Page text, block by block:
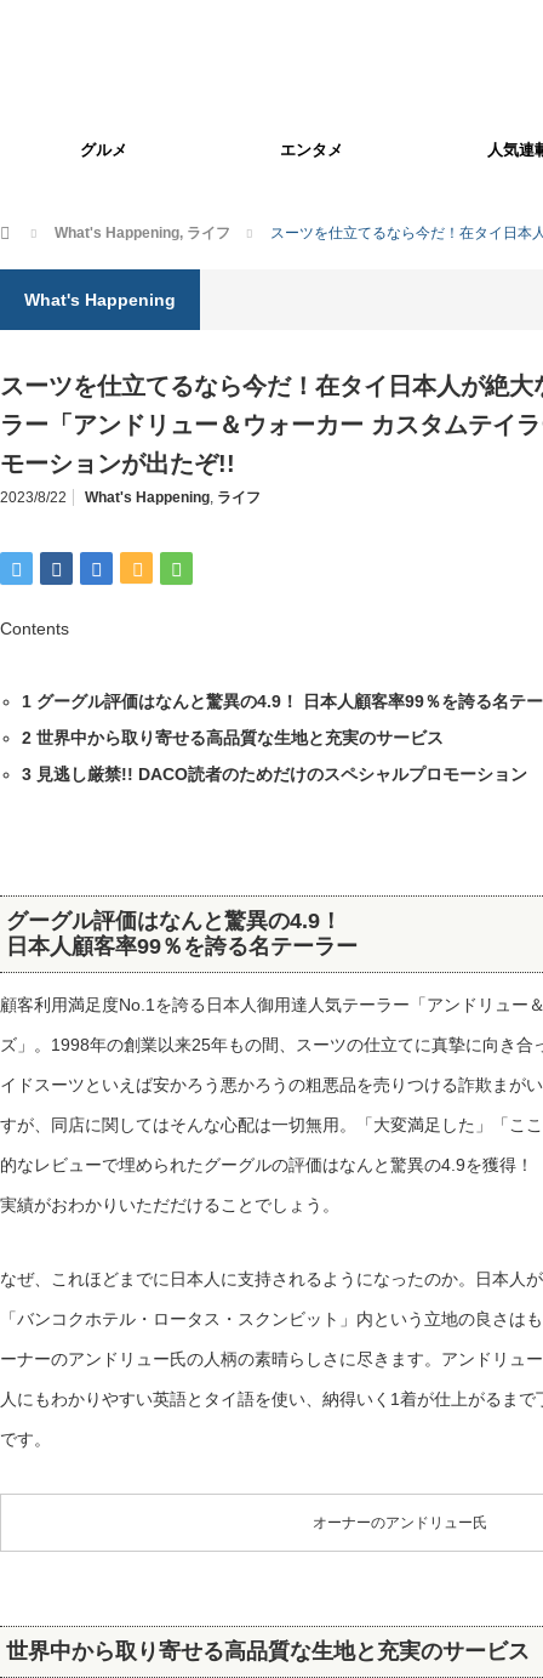
グルメ エンタメ 人気連
ホーム What's Happening, ライフ スーツを仕立てるなら今だ！在タイ日本
What's Happening
スーツを仕立てるなら今だ！在タイ日本人が絶
ラー「アンドリュー＆ウォーカー カスタムテイ
モーションが出たぞ!!
2023/8/22 What's Happening, ライフ
Contents
1 グーグル評価はなんと驚異の4.9！ 日本人顧客率99％を誇る名テ
2 世界中から取り寄せる高品質な生地と充実のサービス
3 見逃し厳禁!! DACO読者のためだけのスペシャルプロモーション
グーグル評価はなんと驚異の4.9！
日本人顧客率99％を誇る名テーラー
顧客利用満足度No.1を誇る日本人御用達人気テーラー「アンドリュー
ズ」。1998年の創業以来25年もの間、スーツの仕立てに真摯に向き合
イドスーツといえば安かろう悪かろうの粗悪品を売りつける詐欺まが
すが、同店に関してはそんな心配は一切無用。「大変満足した」「こ
的なレビューで埋められたグーグルの評価はなんと驚異の4.9を獲得
実績がおわかりいただだけることでしょう。
なぜ、これほどまでに日本人に支持されるようになったのか。日本人
「バンコクホテル・ロータス・スクンビット」内という立地の良さは
ーナーのアンドリュー氏の人柄の素晴らしさに尽きます。アンドリュ
人にもわかりやすい英語とタイ語を使い、納得いく1着が仕上がるま
です。
オーナーのアンドリュー氏
世界中から取り寄せる高品質な生地と充実のサービス